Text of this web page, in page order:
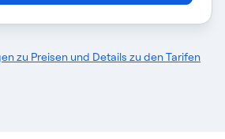
zu Preisen und Details zu den Tarifen